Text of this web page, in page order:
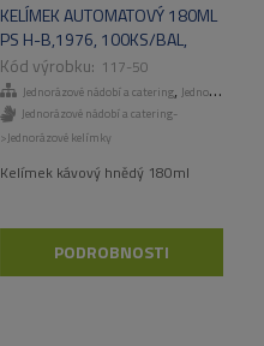
KELÍMEK AUTOMATOVÝ 180ML
PS H-B,1976, 100KS/BAL,
3000KS/KART 117-50
Jednorázové nádobí a catering, Jednorázové kelímky
Jednorázové nádobí a catering-
>Jednorázové kelímky
Kelímek kávový hnědý 180ml
PODROBNOSTI